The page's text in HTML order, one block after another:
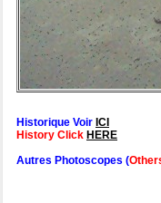
Historique Voir ICI
History Click HERE
Autres Photoscopes (